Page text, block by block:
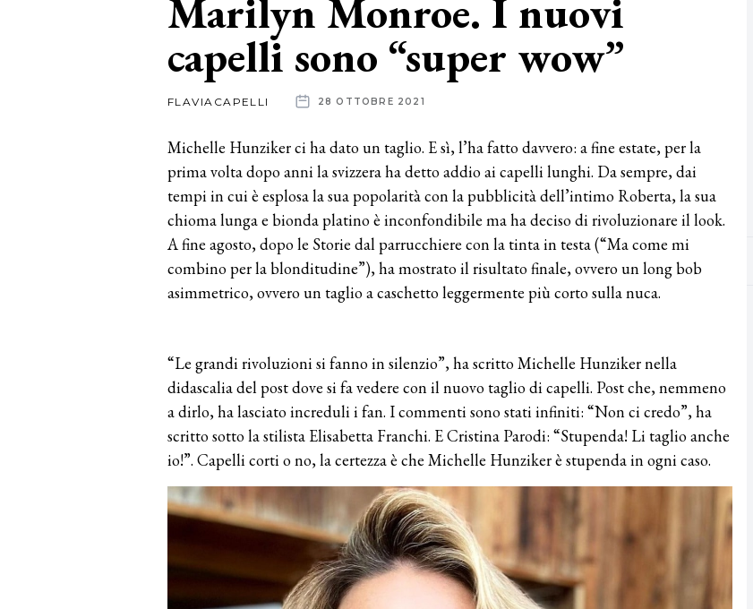
Marilyn Monroe. I nuovi
capelli sono “super wow”
FLAVIACAPELLI 28 OTTOBRE 2021
Michelle Hunziker ci ha dato un taglio. E sì, l’ha fatto davvero: a fine estate, per la
prima volta dopo anni la svizzera ha detto addio ai capelli lunghi. Da sempre, dai
tempi in cui è esplosa la sua popolarità con la pubblicità dell’intimo Roberta, la sua
chioma lunga e bionda platino è inconfondibile ma ha deciso di rivoluzionare il look.
A fine agosto, dopo le Storie dal parrucchiere con la tinta in testa (“Ma come mi
combino per la blonditudine”), ha mostrato il risultato finale, ovvero un long bob
asimmetrico, ovvero un taglio a caschetto leggermente più corto sulla nuca.
“Le grandi rivoluzioni si fanno in silenzio”, ha scritto Michelle Hunziker nella
didascalia del post dove si fa vedere con il nuovo taglio di capelli. Post che, nemmeno
a dirlo, ha lasciato increduli i fan. I commenti sono stati infiniti: “Non ci credo”, ha
scritto sotto la stilista Elisabetta Franchi. E Cristina Parodi: “Stupenda! Li taglio anche
io!”. Capelli corti o no, la certezza è che Michelle Hunziker è stupenda in ogni caso.